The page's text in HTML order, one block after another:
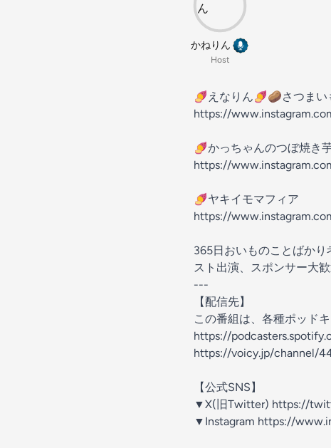
かねりん
Host
🍠えなりん🍠🥔さつまい
https://
🍠かっちゃんのつぼ焼き
https://
🍠ヤキイモマフィア
https://
365日おいものことばか
スト出演、スポンサー大
---
【配信先】
この番組は、各種ポッド
https://
https://voicy.jp/channel/
【公式SNS】
▼X(旧Twitter) https://
▼Instagram https://